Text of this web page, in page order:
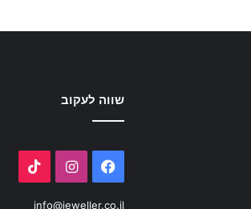
שווה לעקוב
Facebook
Instagram
info@jeweller.co.il